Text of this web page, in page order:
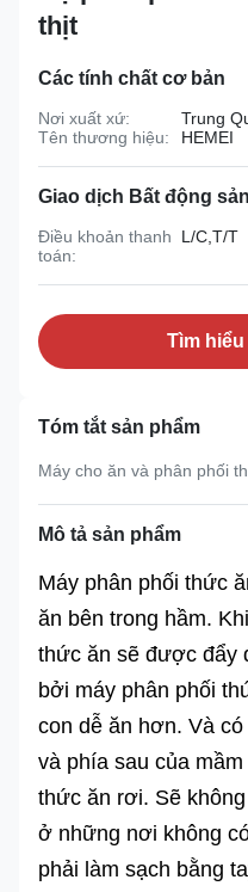
thịt
Các tính chất cơ bản
Nơi xuất xứ:
Trung
Tên thương hiệu:
HEMEI
Giao dịch Bất động sản
Điều khoản thanh
toán:
L/C,T/T
Tìm
Tóm tắt sản phẩm
Máy cho ăn và phân phối
Mô tả sản phẩm
Máy phân phối thức
ăn bên trong hầm.
thức ăn sẽ được đẩy
bởi máy phân phối
con dễ ăn hơn. Và
và phía sau của
thức ăn rơi. Sẽ
ở những nơi không
phải làm sạch bằng